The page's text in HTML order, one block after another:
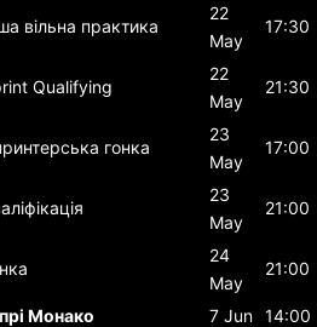
вільна практика
22
May
17:30
Qualifying
22
May
21:30
гонка
23
May
17:00
23
May
21:00
24
May
21:00
Монако 7 Jun 14:00